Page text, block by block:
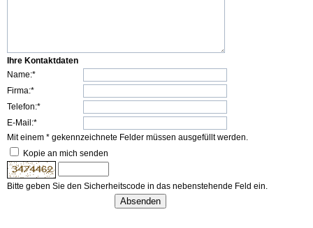
Ihre Kontaktdaten
Name:*
Firma:*
Telefon:*
E-Mail:*
Mit einem * gekennzeichnete Felder müssen ausgefüllt werden.
Kopie an mich senden
Bitte geben Sie den Sicherheitscode in das nebenstehende Feld ein.